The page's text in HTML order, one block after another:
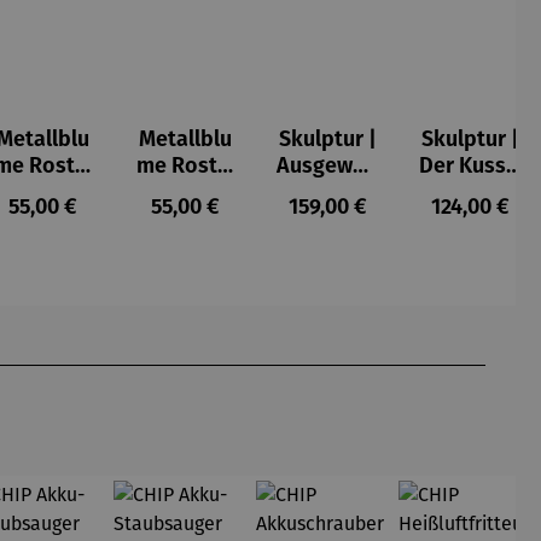
Rost –
Mica
Regulärer Preis:
55,00 €
Metallblu
me Rost –
Tilo
Regulärer Preis:
55,00 €
Skulptur |
Ausgewog
enheit –
Gerard
Regulärer Preis:
159,00 €
Skulptur |
Der Kuss –
Gerard
Regulärer
124,00 €